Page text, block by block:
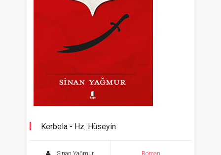
Kerbela - Hz. Hüseyin
Sinan Yağmur Roman